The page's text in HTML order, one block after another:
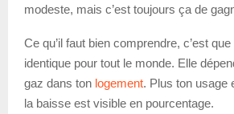
modeste, mais c’est toujours ça de
Ce qu’il faut bien comprendre, c’est
identique pour tout le monde. Elle
gaz dans ton logement. Plus ton usage
la baisse est visible en pourcentage.